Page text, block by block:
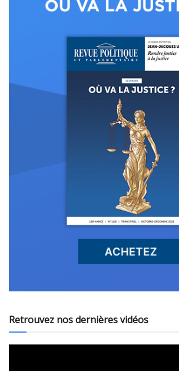
Retrouvez nos dernières vidéos